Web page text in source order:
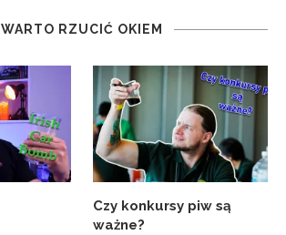
WARTO RZUCIĆ OKIEM
Czy konkursy piw są
ważne?